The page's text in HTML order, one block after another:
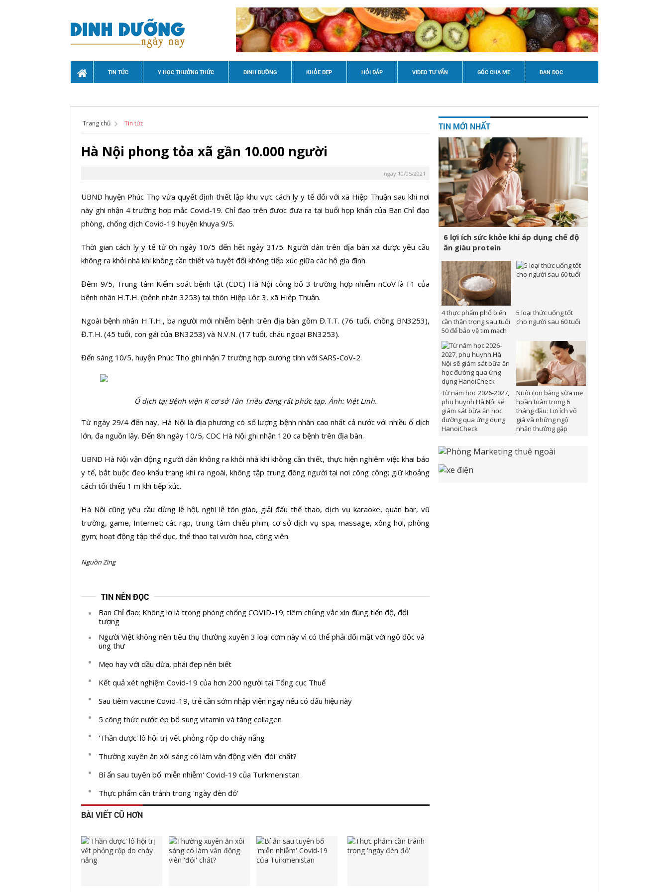
TIN TỨC Y HỌC THƯỜNG THỨC DINH DƯỠNG KHỎE ĐẸP HỎI ĐÁP VIDEO TƯ VẤN GÓC CHA MẸ BẠN ĐỌC
Trang chủ Tin tức
Hà Nội phong tỏa xã gần 10.000 người
ngày 10/05/2021
UBND huyện Phúc Thọ vừa quyết định thiết lập khu vực cách ly y tế đối với xã Hiệp Thuận sau khi nơi
này ghi nhận 4 trường hợp mắc Covid-19. Chỉ đạo trên được đưa ra tại buổi họp khẩn của Ban Chỉ đạo
phòng, chống dịch Covid-19 huyện khuya 9/5.
Thời gian cách ly y tế từ 0h ngày 10/5 đến hết ngày 31/5. Người dân trên địa bàn xã được yêu cầu
không ra khỏi nhà khi không cần thiết và tuyệt đối không tiếp xúc giữa các hộ gia đình.
Đêm 9/5, Trung tâm Kiểm soát bệnh tật (CDC) Hà Nội công bố 3 trường hợp nhiễm nCoV là F1 của
bệnh nhân H.T.H. (bệnh nhân 3253) tại thôn Hiệp Lộc 3, xã Hiệp Thuận.
Ngoài bệnh nhân H.T.H., ba người mới nhiễm bệnh trên địa bàn gồm Đ.T.T. (76 tuổi, chồng BN3253),
Đ.T.H. (45 tuổi, con gái của BN3253) và N.V.N. (17 tuổi, cháu ngoại BN3253).
Đến sáng 10/5, huyện Phúc Thọ ghi nhận 7 trường hợp dương tính với SARS-CoV-2.
Ổ dịch tại Bệnh viện K cơ sở Tân Triều đang rất phức tạp. Ảnh: Việt Linh.
Từ ngày 29/4 đến nay, Hà Nội là địa phương có số lượng bệnh nhân cao nhất cả nước với nhiều ổ dịch
lớn, đa nguồn lây. Đến 8h ngày 10/5, CDC Hà Nội ghi nhận 120 ca bệnh trên địa bàn.
UBND Hà Nội vận động người dân không ra khỏi nhà khi không cần thiết, thực hiện nghiêm việc khai báo
y tế, bắt buộc đeo khẩu trang khi ra ngoài, không tập trung đông người tại nơi công cộng; giữ khoảng
cách tối thiểu 1 m khi tiếp xúc.
Hà Nội cũng yêu cầu dừng lễ hội, nghi lễ tôn giáo, giải đấu thể thao, dịch vụ karaoke, quán bar, vũ
trường, game, Internet; các rạp, trung tâm chiếu phim; cơ sở dịch vụ spa, massage, xông hơi, phòng
gym; hoạt động tập thể dục, thể thao tại vườn hoa, công viên.
Nguồn Zing
TIN NÊN ĐỌC
Ban Chỉ đạo: Không lơ là trong phòng chống COVID-19; tiêm chủng vắc xin đúng tiến độ, đối
tượng
Người Việt không nên tiêu thụ thường xuyên 3 loại cơm này vì có thể phải đối mặt với ngộ độc và
ung thư
Mẹo hay với dầu dừa, phái đẹp nên biết
Kết quả xét nghiệm Covid-19 của hơn 200 người tại Tổng cục Thuế
Sau tiêm vaccine Covid-19, trẻ cần sớm nhập viện ngay nếu có dấu hiệu này
5 công thức nước ép bổ sung vitamin và tăng collagen
'Thần dược' lô hội trị vết phỏng rộp do cháy nắng
Thường xuyên ăn xôi sáng có làm vận động viên 'đói' chất?
Bí ẩn sau tuyên bố 'miễn nhiễm' Covid-19 của Turkmenistan
Thực phẩm cần tránh trong 'ngày đèn đỏ'
BÀI VIẾT CŨ HƠN
TIN MỚI NHẤT
6 lợi ích sức khỏe khi áp dụng chế độ
ăn giàu protein
4 thực phẩm phổ biến
cần thận trọng sau tuổi
50 để bảo vệ tim mạch
5 loại thức uống tốt
cho người sau 60 tuổi
Từ năm học 2026-2027,
phụ huynh Hà Nội sẽ
giám sát bữa ăn học
đường qua ứng dụng
HanoiCheck
Nuôi con bằng sữa mẹ
hoàn toàn trong 6
tháng đầu: Lợi ích vô
giá và những ngộ
nhận thường gặp